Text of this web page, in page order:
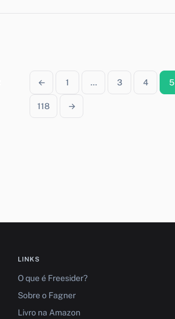
← 1 … 3 4 5
118 →
LINKS
O que é Freesider?
Sobre o Fagner
Livro na Amazon